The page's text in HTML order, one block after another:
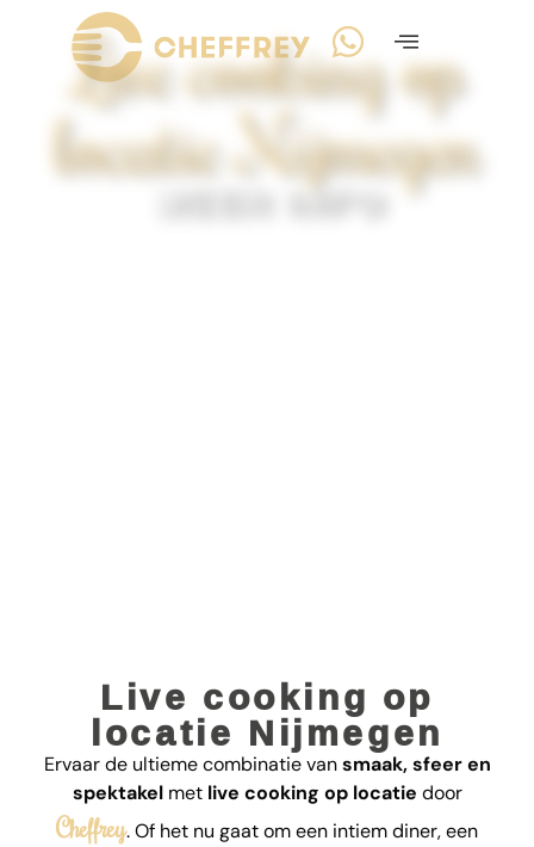
Live cooking op
locatie Nijmegen
MEER INFO
Live cooking op
locatie Nijmegen
Ervaar de ultieme combinatie vansmaak, sfeer en
spektakelmet live cooking op locatie door
Cheffrey. Of het nu gaat om een intiem diner, een